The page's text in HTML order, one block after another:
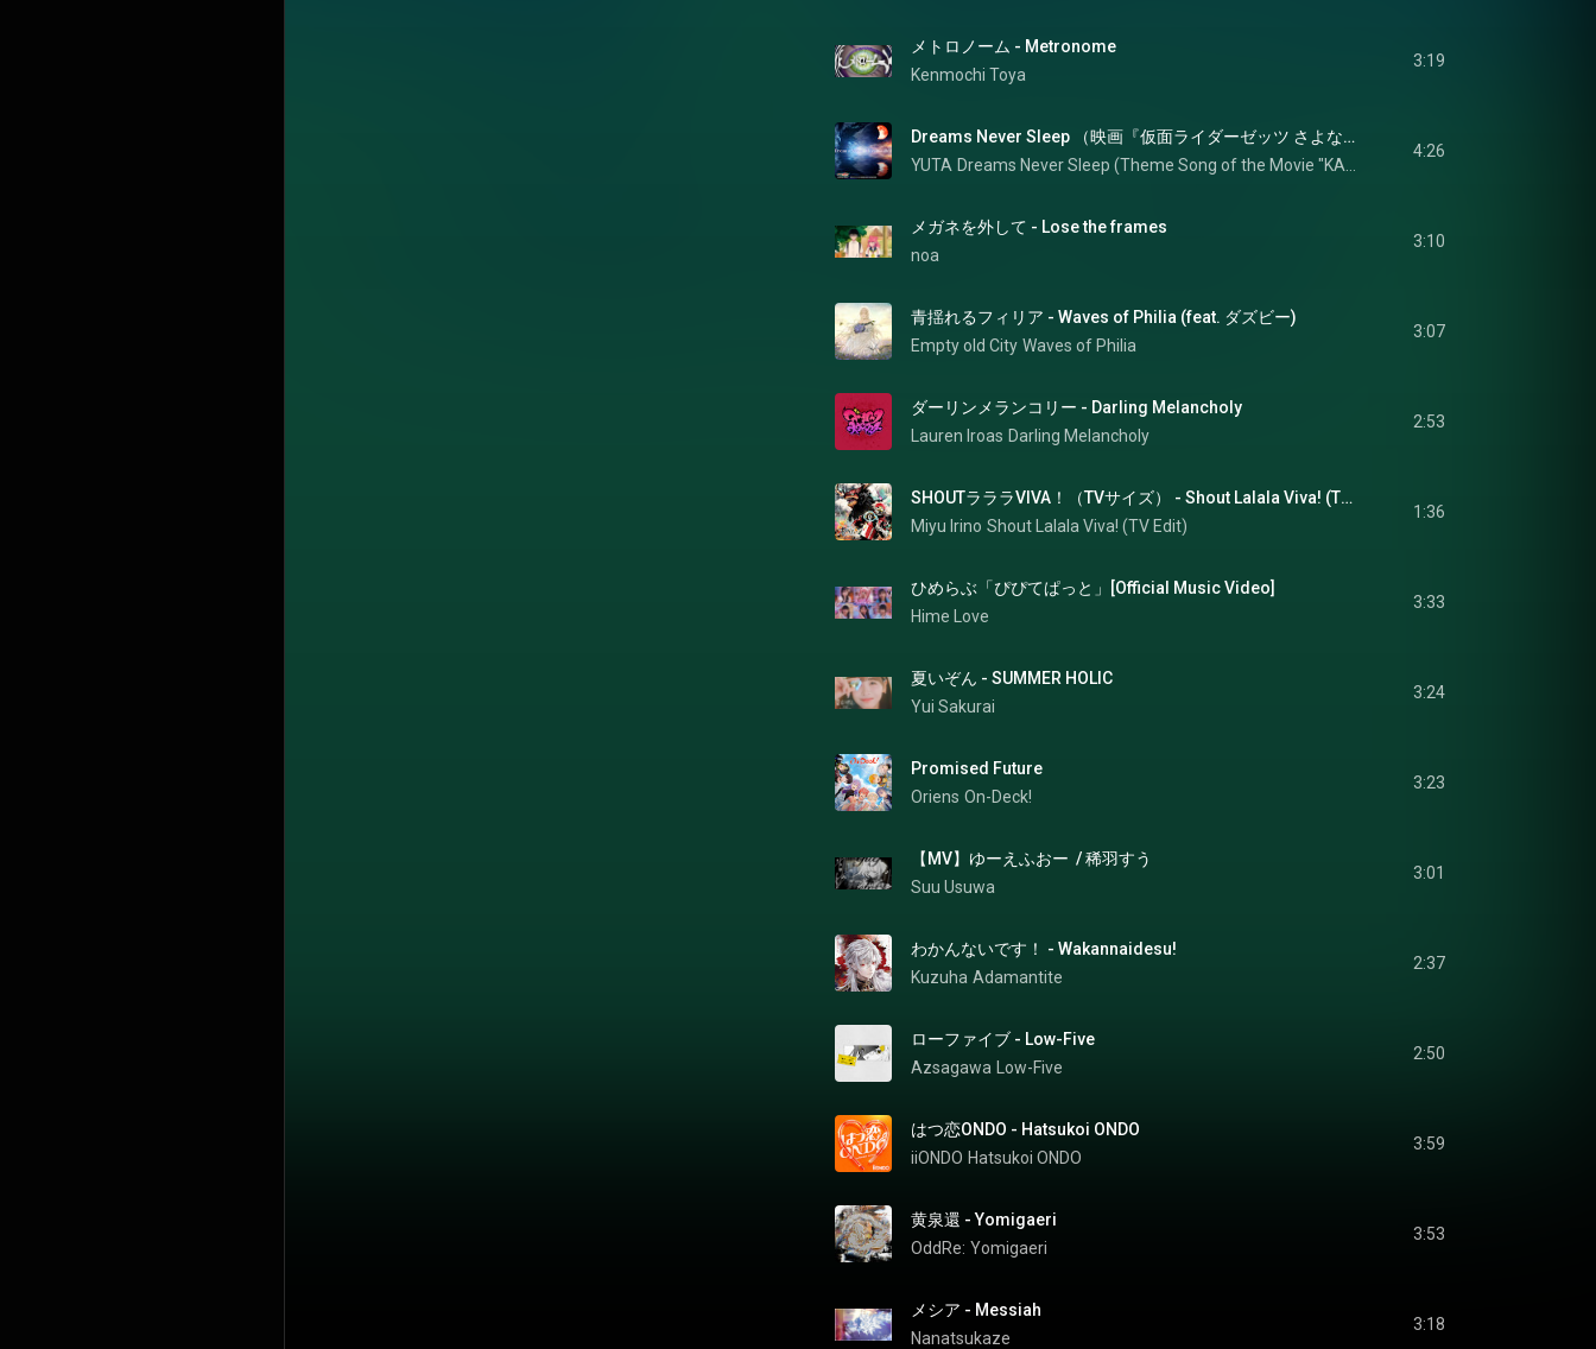
メトロノーム - Metronome
Kenmochi Toya
3:19
Dreams Never Sleep （映画『仮面ライダーゼッツ さよならのミッション』主題歌） - Dreams Never Sleep (Theme Song of the Movie "KAMEN RIDER ZEZTZ: Farewell Mission")
YUTA
4:26
メガネを外して - Lose the frames
noa
3:10
青揺れるフィリア - Waves of Philia (feat. ダズビー)
Empty old City Waves of Philia
3:07
ダーリンメランコリー - Darling Melancholy
Lauren Iroas Darling Melancholy
2:53
SHOUTラララVIVA！（TVサイズ） - Shout Lalala Viva! (TV Edit)
Miyu Irino Shout Lalala Viva! (TV Edit)
1:36
ひめらぶ「ぴぴてぱっと」[Official Music Video]
Hime Love
3:33
夏いぞん - SUMMER HOLIC
Yui Sakurai
3:24
Promised Future
Oriens On-Deck!
3:23
【MV】ゆーえふおー  / 稀羽すう
Suu Usuwa
3:01
わかんないです！ - Wakannaidesu!
Kuzuha Adamantite
2:37
ローファイブ - Low-Five
Azsagawa
Low-Five
2:50
はつ恋ONDO - Hatsukoi ONDO
iiONDO Hatsukoi ONDO
3:59
黄泉還 - Yomigaeri
OddRe: Yomigaeri
3:53
メシア - Messiah
Nanatsukaze
3:18